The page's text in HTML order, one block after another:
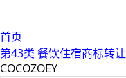
首页
第43类 餐饮住宿商标转让
COCOZOEY